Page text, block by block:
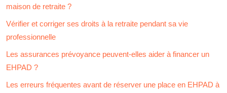
maison de retraite ?
Vérifier et corriger ses droits à la retraite pendant sa vie
professionnelle
Les assurances prévoyance peuvent-elles aider à financer un
EHPAD ?
Les erreurs fréquentes avant de réserver une place en EHPAD à